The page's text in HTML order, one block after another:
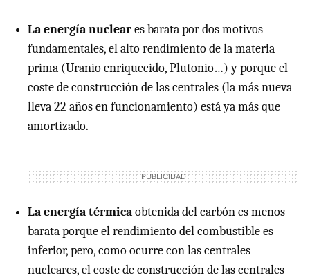
La energía nucleares barata por dos motivos
fundamentales, el alto rendimiento de la materia
prima (Uranio enriquecido, Plutonio…) y porque el
coste de construcción de las centrales (la más nueva
lleva 22 años en funcionamiento) está ya más que
amortizado.
La energía térmicaobtenida del carbón es menos
barata porque el rendimiento del combustible es
inferior, pero, como ocurre con las centrales
nucleares, el coste de construcción de las centrales